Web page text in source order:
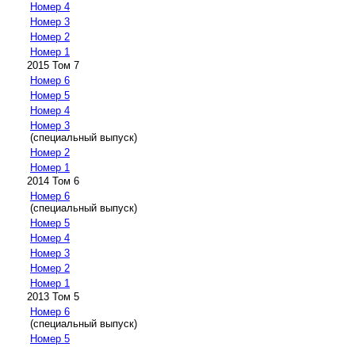
Номер 4
Номер 3
Номер 2
Номер 1
2015 Том 7
Номер 6
Номер 5
Номер 4
Номер 3
(специальный выпуск)
Номер 2
Номер 1
2014 Том 6
Номер 6
(специальный выпуск)
Номер 5
Номер 4
Номер 3
Номер 2
Номер 1
2013 Том 5
Номер 6
(специальный выпуск)
Номер 5